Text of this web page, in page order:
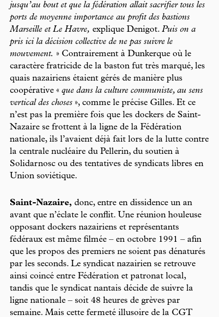
jusqu’au bout et que la fédération allait sacrifier tous les
ports de moyenne importance au profit des bastions
Marseille et Le Havre, explique Denigot. Puis on a
pris ici la décision collective de ne pas suivre le
mouvement. » Contrairement à Dunkerque où le
caractère fratricide de la baston fut très marqué, les
quais nazairiens étaient gérés de manière plus
coopérative « que dans la culture communiste, au sens
vertical des choses », comme le précise Gilles. Et ce
n’est pas la première fois que les dockers de Saint-
Nazaire se frottent à la ligne de la Fédération
nationale, ils l’avaient déjà fait lors de la lutte contre
la centrale nucléaire du Pellerin, du soutien à
Solidarnosc ou des tentatives de syndicats libres en
Union soviétique.
Saint-Nazaire, donc, entre en dissidence un an
avant que n’éclate le conflit. Une réunion houleuse
opposant dockers nazairiens et représentants
fédéraux est même filmée – en octobre 1991 – afin
que les propos des premiers ne soient pas dénaturés
par les seconds. Le syndicat nazairien se retrouve
ainsi coincé entre Fédération et patronat local,
tandis que le syndicat nantais décide de suivre la
ligne nationale – soit 48 heures de grèves par
semaine. Mais cette fermeté illusoire de la CGT